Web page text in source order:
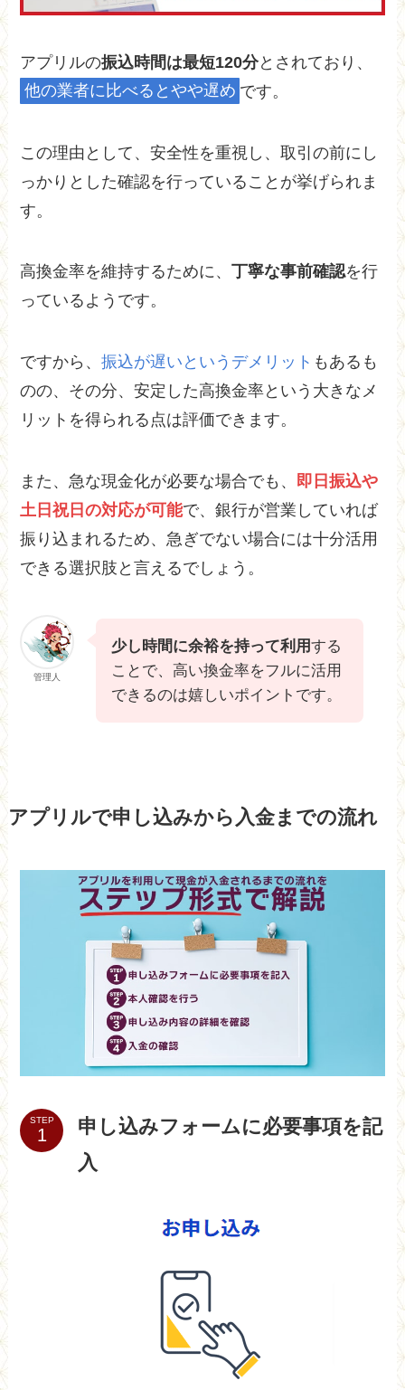
アプリルの振込時間は最短120分とされており、
他の業者に比べるとやや遅め です。
この理由として、安全性を重視し、取引の前にし
っかりとした確認を行っていることが挙げられま
す。
高換金率を維持するために、丁寧な事前確認を行
っているようです。
ですから、振込が遅いというデメリット もあるも
のの、その分、安定した高換金率という大きなメ
リットを得られる点は評価できます。
また、急な現金化が必要な場合でも、 即日振込や
土日祝日の対応が可能で、銀行が営業していれば
振り込まれるため、急ぎでない場合には十分活用
できる選択肢と言えるでしょう。
管理人
少し時間に余裕を持って利用する
ことで、高い換金率をフルに活用
できるのは嬉しいポイントです。
アプリルで申し込みから入金までの流れ
STEP
申し込みフォームに必要事項を記
入